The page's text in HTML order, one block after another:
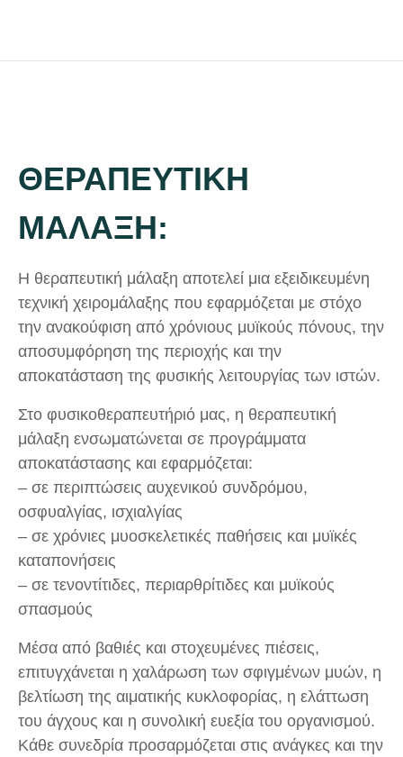
ΘΕΡΑΠΕΥΤΙΚΗ
ΜΑΛΑΞΗ:
Η θεραπευτική μάλαξη αποτελεί μια εξειδικευμένη
τεχνική χειρομάλαξης που εφαρμόζεται με στόχο
την ανακούφιση από χρόνιους μυϊκούς πόνους, την
αποσυμφόρηση της περιοχής και την
αποκατάσταση της φυσικής λειτουργίας των ιστών.
Στο φυσικοθεραπευτήριό μας, η θεραπευτική
μάλαξη ενσωματώνεται σε προγράμματα
αποκατάστασης και εφαρμόζεται:
– σε περιπτώσεις αυχενικού συνδρόμου,
οσφυαλγίας, ισχιαλγίας
– σε χρόνιες μυοσκελετικές παθήσεις και μυϊκές
καταπονήσεις
– σε τενοντίτιδες, περιαρθρίτιδες και μυϊκούς
σπασμούς
Μέσα από βαθιές και στοχευμένες πιέσεις,
επιτυγχάνεται η χαλάρωση των σφιγμένων μυών, η
βελτίωση της αιματικής κυκλοφορίας, η ελάττωση
του άγχους και η συνολική ευεξία του οργανισμού.
Κάθε συνεδρία προσαρμόζεται στις ανάγκες και την